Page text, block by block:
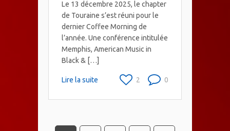
Le 13 décembre 2025, le chapter
de Touraine s’est réuni pour le
dernier Coffee Morning de
l’année. Une conférence intitulée
Memphis, American Music in
Black & […]
Lire la suite 0
2